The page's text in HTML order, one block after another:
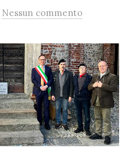
Nessun commento